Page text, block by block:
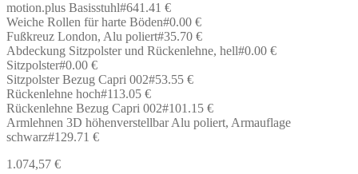
motion.plus Basisstuhl#641.41 €
Weiche Rollen für harte Böden#0.00 €
Fußkreuz London, Alu poliert#35.70 €
Abdeckung Sitzpolster und Rückenlehne, hell#0.00 €
Sitzpolster#0.00 €
Sitzpolster Bezug Capri 002#53.55 €
Rückenlehne hoch#113.05 €
Rückenlehne Bezug Capri 002#101.15 €
Armlehnen 3D höhenverstellbar Alu poliert, Armauflage
schwarz#129.71 €
1.074,57 €